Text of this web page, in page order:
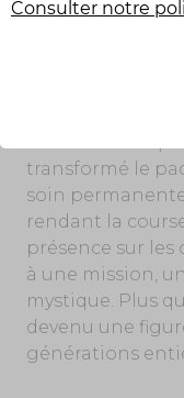
Surnommé
plus que des
une humanité
sport autrefois
créant la
transformé le
soin
rendant la
présence sur les
à une mission,
mystique. Plus
devenu une
générations
Consulter notre